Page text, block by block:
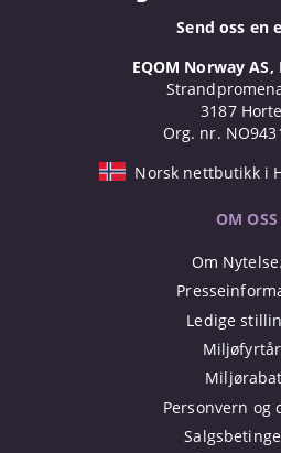
Send oss en
EQOM Norway
3187
Org. nr.
Norsk nettbutikk i
OM OSS
Om
Ledige
Personvern og